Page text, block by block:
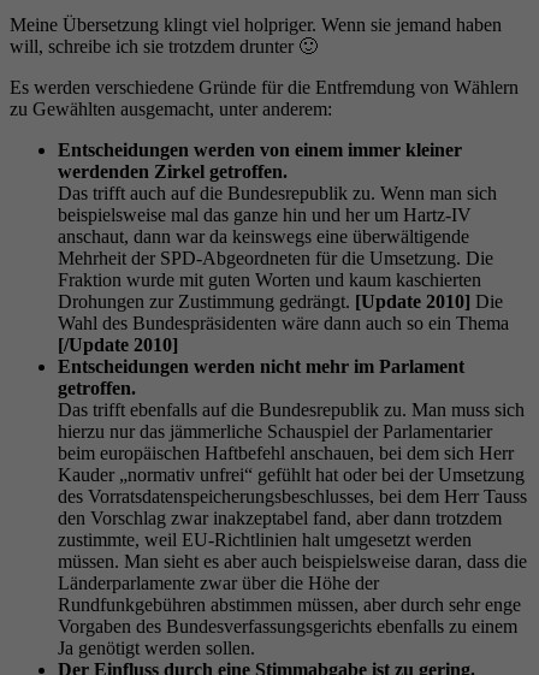
Meine Übersetzung klingt viel holpriger. Wenn sie jemand haben
will, schreibe ich sie trotzdem drunter 🙂
Es werden verschiedene Gründe für die Entfremdung von Wählern
zu Gewählten ausgemacht, unter anderem:
Entscheidungen werden von einem immer kleiner
werdenden Zirkel getroffen.
Das trifft auch auf die Bundesrepublik zu. Wenn man sich
beispielsweise mal das ganze hin und her um Hartz-IV
anschaut, dann war da keinswegs eine überwältigende
Mehrheit der SPD-Abgeordneten für die Umsetzung. Die
Fraktion wurde mit guten Worten und kaum kaschierten
Drohungen zur Zustimmung gedrängt. [Update 2010] Die
Wahl des Bundespräsidenten wäre dann auch so ein Thema
[/Update 2010]
Entscheidungen werden nicht mehr im Parlament
getroffen.
Das trifft ebenfalls auf die Bundesrepublik zu. Man muss sich
hierzu nur das jämmerliche Schauspiel der Parlamentarier
beim europäischen Haftbefehl anschauen, bei dem sich Herr
Kauder „normativ unfrei“ gefühlt hat oder bei der Umsetzung
des Vorratsdatenspeicherungsbeschlusses, bei dem Herr Tauss
den Vorschlag zwar inakzeptabel fand, aber dann trotzdem
zustimmte, weil EU-Richtlinien halt umgesetzt werden
müssen. Man sieht es aber auch beispielsweise daran, dass die
Länderparlamente zwar über die Höhe der
Rundfunkgebühren abstimmen müssen, aber durch sehr enge
Vorgaben des Bundesverfassungsgerichts ebenfalls zu einem
Ja genötigt werden sollen.
Der Einfluss durch eine Stimmabgabe ist zu gering.